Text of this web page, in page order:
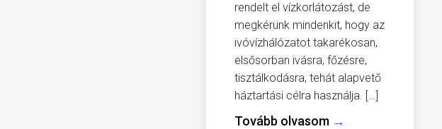
rendelt el vízkorlátozást, de
megkérünk mindenkit, hogy az
ivóvízhálózatot takarékosan,
elsősorban ivásra, főzésre,
tisztálkodásra, tehát alapvető
háztartási célra használja. […]
Tovább olvasom →